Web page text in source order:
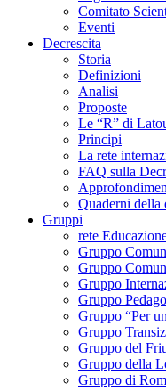
Comitato
Eventi
Decrescita
Storia
Definizioni
Analisi
Proposte
Le “R” di
Principi
La rete
FAQ sulla
Quaderni della
Gruppi
rete
Gruppo
Gruppo
Gruppo
Gruppo
Gruppo “Per
Gruppo
Gruppo del
Gruppo della
Gruppo di